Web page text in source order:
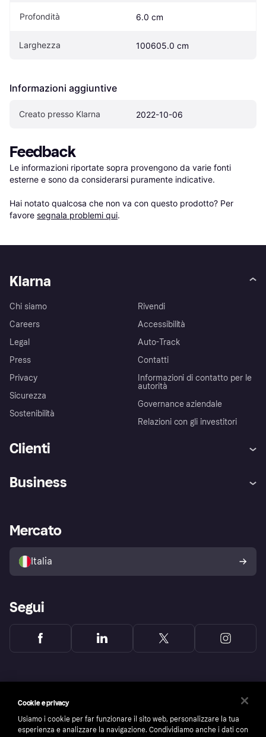
Profondità 6.0 cm
Larghezza 100605.0 cm
Informazioni aggiuntive
Creato presso Klarna 2022-10-06
Feedback
Le informazioni riportate sopra provengono da varie fonti
esterne e sono da considerarsi puramente indicative.
Hai notato qualcosa che non va con questo prodotto? Per
favore segnala problemi qui.
Klarna
Chi siamo
Careers
Legal
Press
Privacy
Sicurezza
Sostenibilità
Rivendi
Accessibilità
Auto-Track
Contatti
Informazioni di contatto per le
autorità
Governance aziendale
Relazioni con gli investitori
Clienti
Esplora i negozi
Politica di protezione
dell'acquirente Klarna
Business
Accesso aziende
Mercato
Italia
Segui
Cookie e privacy
Usiamo i cookie per far funzionare il sito web, personalizzare la tua
esperienza e analizzare la navigazione. Condividiamo anche i dati con